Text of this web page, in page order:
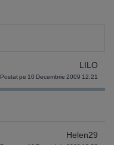
LILO
Postat pe 10 Decembrie 2009 12:21
Helen29